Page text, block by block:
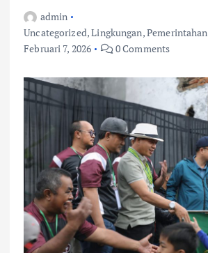
admin
Uncategorized,Lingkungan,Pemerintahan
Februari 7, 2026
0 Comments